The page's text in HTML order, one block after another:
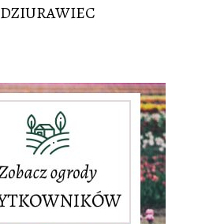
DZIURAWIEC